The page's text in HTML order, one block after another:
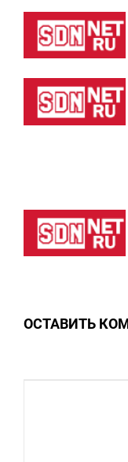
ОСТАВИТЬ